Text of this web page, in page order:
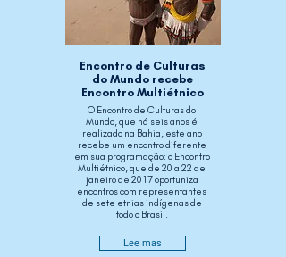
Encontro de Culturas
do Mundo recebe
Encontro Multiétnico
O Encontro de Culturas do
Mundo, que há seis anos é
realizado na Bahia, este ano
recebe um encontro diferente
em sua programação: o Encontro
Multiétnico, que de 20 a 22 de
janeiro de 2017 oportuniza
encontros com representantes
de sete etnias indígenas de
todo o Brasil.
Lee mas